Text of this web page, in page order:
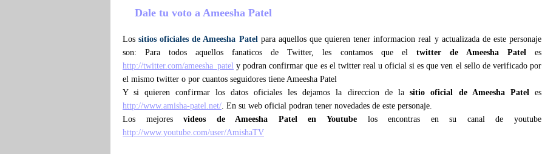
Dale tu voto a Ameesha Patel
Lossitios oficiales de Ameesha Patelpara aquellos que quieren tener informacion real y actualizada de este personaje
son: Para todos aquellos fanaticos de Twitter, les contamos que el twitter de Ameesha Pateles
http://twitter.com/ameesha_patel y podran confirmar que es el twitter real u oficial si es que ven el sello de verificado por
el mismo twitter o por cuantos seguidores tiene Ameesha Patel
Y si quieren confirmar los datos oficiales les dejamos la direccion de lasitio oficial de Ameesha Pateles
http://www.amisha-patel.net/. En su web oficial podran tener novedades de este personaje.
Los mejoresvideos de Ameesha Patel en Youtube los encontras en su canal de youtube
http://www.youtube.com/user/AmishaTV